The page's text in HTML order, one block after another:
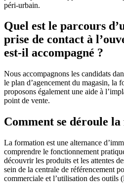
péri-urbain.
Quel est le parcours
prise de contact à
est-il accompagné ?
Nous accompagnons les candidats
le plan d’agencement du magasin, la
proposons également une aide à
point de vente.
Comment se déroule
La formation est une alternance
comprendre le fonctionnement
découvrir les produits et les attentes
sein de la centrale de référencement
commerciale et l’utilisation des